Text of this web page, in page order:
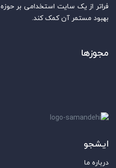
فراتر از یک سایت استخدامی بر
بهبود مستمر آن کمک کند.
مجوزها
ایشجو
درباره ما